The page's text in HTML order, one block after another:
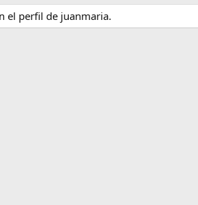
el perfil de juanmaria.